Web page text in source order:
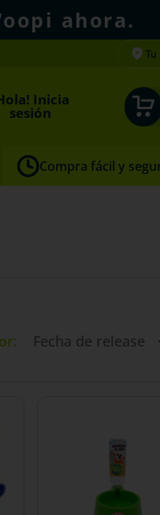
ahora.
Tu
Inicia
sesión
Compra fácil y
Fecha de release